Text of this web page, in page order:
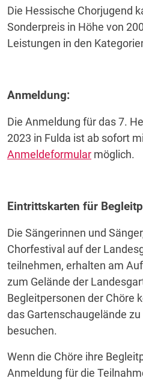
Die Hessische Chorjugend
Sonderpreis in Höhe von
Leistungen in den
Anmeldung:
Die Anmeldung für das 7.
2023 in Fulda ist ab sofort
Anmeldeformular möglich.
Eintrittskarten für
Die Sängerinnen und
Chorfestival auf der
teilnehmen, erhalten am
zum Gelände der
Begleitpersonen der Chöre
das Gartenschaugelände
besuchen.
Wenn die Chöre ihre
Anmeldung für die